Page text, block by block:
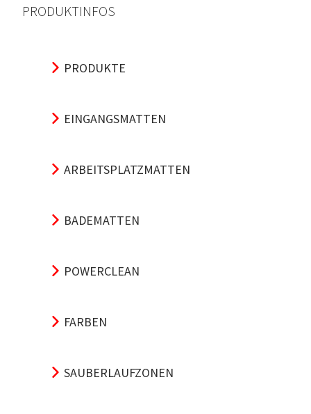
PRODUKTINFOS
PRODUKTE
EINGANGSMATTEN
ARBEITSPLATZMATTEN
BADEMATTEN
POWERCLEAN
FARBEN
SAUBERLAUFZONEN